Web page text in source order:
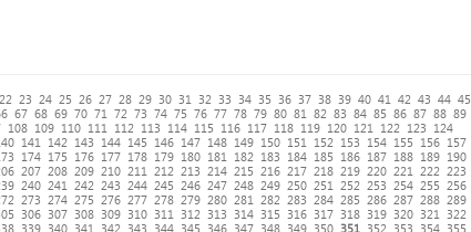
22 23 24 25 26 27 28 29 30 31 32 33 34 35 36 37 38 39 40 41 42 43 44 45
67 68 69 70 71 72 73 74 75 76 77 78 79 80 81 82 83 84 85 86 87 88 89
108 109 110 111 112 113 114 115 116 117 118 119 120 121 122 123
124
141 142 143 144 145 146 147 148 149 150 151 152 153 154 155 156 157
174 175 176 177 178 179 180 181 182 183 184 185 186 187 188 189 190
207 208 209 210 211 212 213 214 215 216 217 218 219 220 221 222
223
240 241 242 243 244 245 246 247 248 249 250 251 252 253 254 255
256
273 274 275 276 277 278 279 280 281 282 283 284 285 286 287 288 289
306 307 308 309 310 311 312 313 314 315 316 317 318 319 320 321
322
339 340 341 342 343 344 345 346 347 348 349 350 351 352 353 354 355